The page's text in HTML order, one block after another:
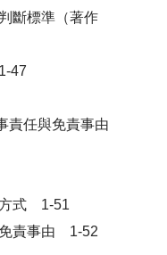
斷標準（著作
47
責任與免責事由
方式 1-51
免責事由 1-52